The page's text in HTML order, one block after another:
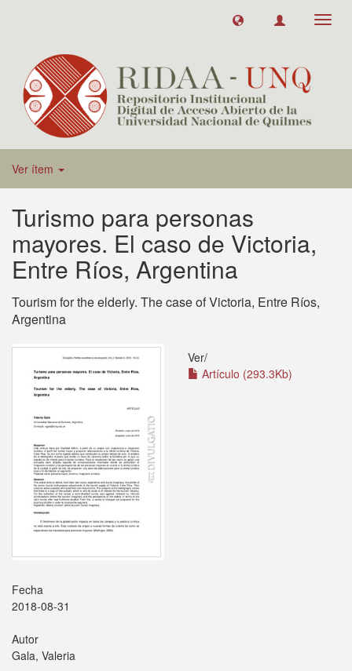
Ver ítem
Turismo para personas
mayores. El caso de Victoria,
Entre Ríos, Argentina
Tourism for the elderly. The case of Victoria, Entre Ríos,
Argentina
Ver/
Artículo (293.3Kb)
Fecha
2018-08-31
Autor
Gala, Valeria